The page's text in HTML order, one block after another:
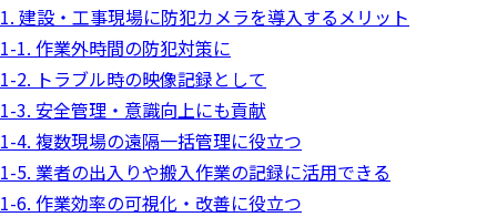
1. 建設・工事現場に防犯カメラを導入するメリット
1-1. 作業外時間の防犯対策に
1-2. トラブル時の映像記録として
1-3. 安全管理・意識向上にも貢献
1-4. 複数現場の遠隔一括管理に役立つ
1-5. 業者の出入りや搬入作業の記録に活用できる
1-6. 作業効率の可視化・改善に役立つ